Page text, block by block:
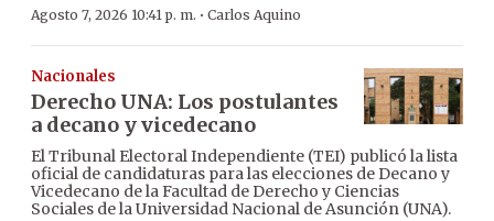
Agosto 7, 2026 10:41 p. m. · Carlos Aquino
Nacionales
Derecho UNA: Los postulantes
a decano y vicedecano
El Tribunal Electoral Independiente (TEI) publicó la lista
oficial de candidaturas para las elecciones de Decano y
Vicedecano de la Facultad de Derecho y Ciencias
Sociales de la Universidad Nacional de Asunción (UNA).